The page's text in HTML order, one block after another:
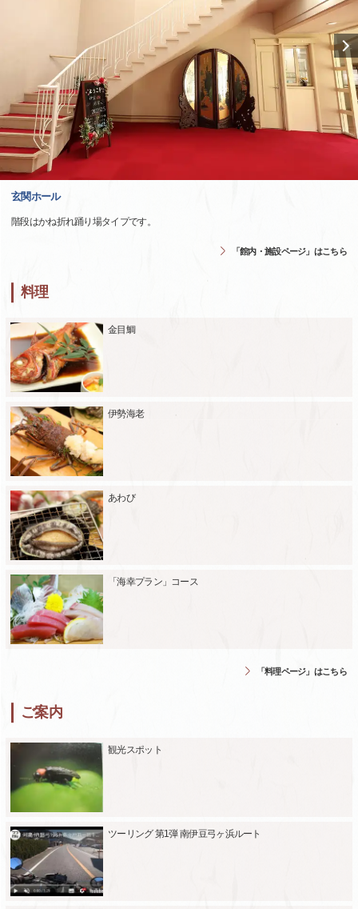
玄関ホール
階段はかね折れ踊り場タイプです。
「館内・施設ページ」はこちら
料理
金目鯛
伊勢海老
あわび
「海幸プラン」コース
「料理ページ」はこちら
ご案内
観光スポット
ツーリング 第1弾 南伊豆弓ヶ浜ルート